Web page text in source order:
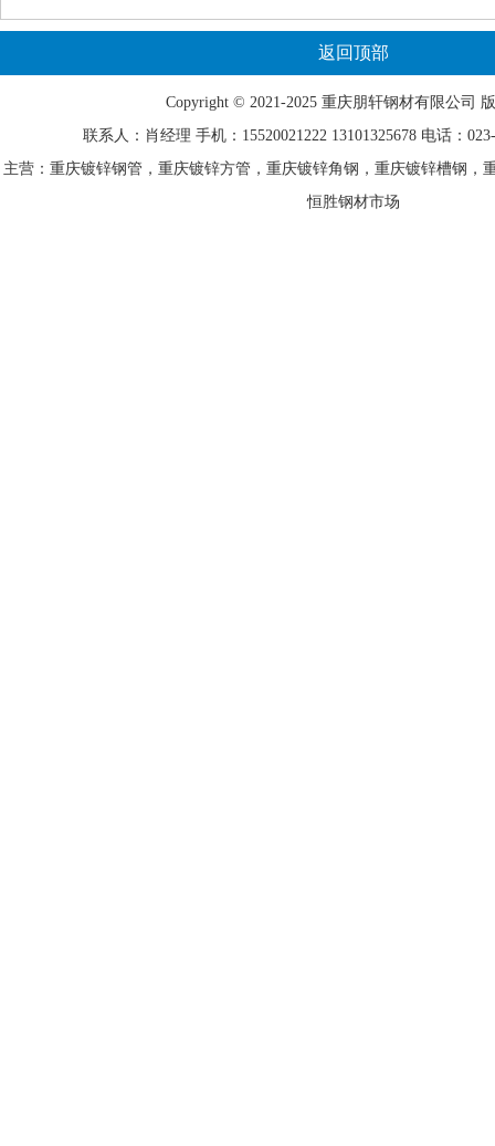
返回顶部
Copyright © 2021-2025 重庆朋轩钢材有限公司
联系人：肖经理 手机：15520021222 13101325678 电话：
主营：重庆镀锌钢管，重庆镀锌方管，重庆镀锌角钢，重庆镀锌槽钢，
恒胜钢材市场